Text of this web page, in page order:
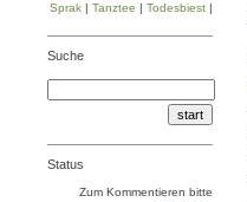
Sprak | Tanztee | Todesbiest |
Suche
Status
Zum Kommentieren bitte